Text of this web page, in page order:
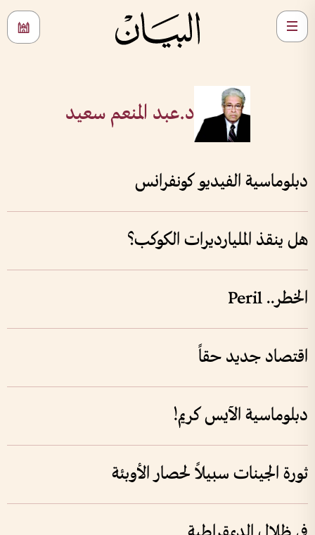
د.عبد المنعم سعيد
دبلوماسية الفيديو كونفرانس
هل ينقذ المليارديرات الكوكب؟
الخطر.. Peril
اقتصاد جديد حقاً
دبلوماسية الآيس كريم!
ثورة الجينات سبيلاً لحصار الأوبئة